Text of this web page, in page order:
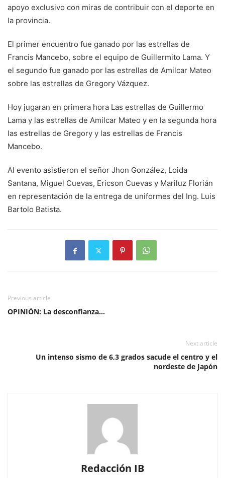
apoyo exclusivo con miras de contribuir con el deporte en
la provincia.
El primer encuentro fue ganado por las estrellas de
Francis Mancebo, sobre el equipo de Guillermito Lama. Y
el segundo fue ganado por las estrellas de Amilcar Mateo
sobre las estrellas de Gregory Vázquez.
Hoy jugaran en primera hora Las estrellas de Guillermo
Lama y las estrellas de Amilcar Mateo y en la segunda hora
las estrellas de Gregory y las estrellas de Francis
Mancebo.
Al evento asistieron el señor Jhon González, Loida
Santana, Miguel Cuevas, Ericson Cuevas y Mariluz Florián
en representación de la entrega de uniformes del Ing. Luis
Bartolo Batista.
Previous article
OPINIÓN: La desconfianza…
Next article
Un intenso sismo de 6,3 grados sacude el centro y el
nordeste de Japón
Redacción IB